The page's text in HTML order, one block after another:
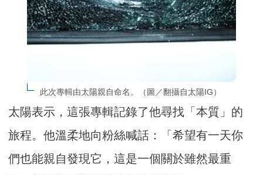
此次專輯由太陽親自命名。（圖／翻攝自太陽IG）
太陽表示，這張專輯記錄了他尋找「本質」的
旅程。他溫柔地向粉絲喊話：「希望有一天你
們也能親自發現它，這是一個關於雖然最重